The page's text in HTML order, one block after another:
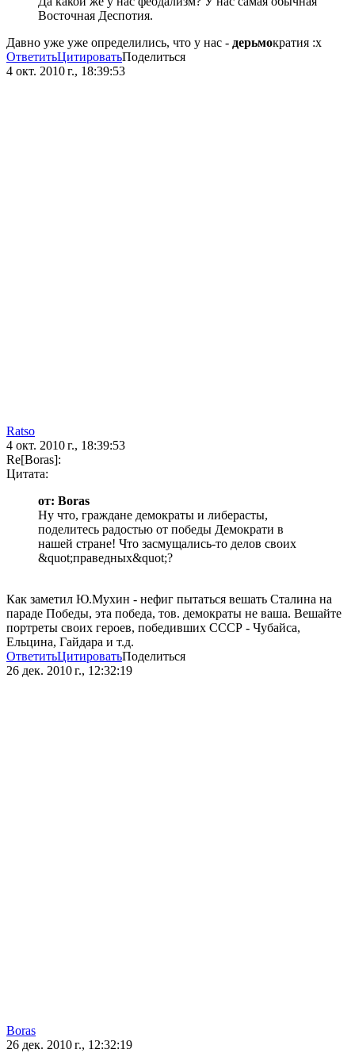
Восточная Деспотия.
Давно уже уже определились, что у нас - дерьмократия :x
ОтветитьЦитироватьПоделиться
4 окт. 2010 г., 18:39:53
Ratso
4 окт. 2010 г., 18:39:53
Re[Boras]:
Цитата:
от: Boras
Ну что, граждане демократы и либерасты,
поделитесь радостью от победы Демократи в
нашей стране! Что засмущались-то делов своих
&quot;праведных&quot;?
Как заметил Ю.Мухин - нефиг пытаться вешать Сталина на
параде Победы, эта победа, тов. демократы не ваша. Вешайте
портреты своих героев, победивших СССР - Чубайса,
Ельцина, Гайдара и т.д.
ОтветитьЦитироватьПоделиться
26 дек. 2010 г., 12:32:19
Boras
26 дек. 2010 г., 12:32:19